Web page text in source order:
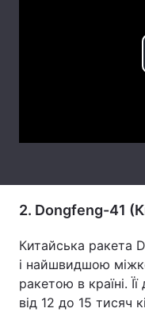
2. Dongfeng-41
Китайська ракета
і найшвидшою
ракетою в країні.
від 12 до 15 тисяч